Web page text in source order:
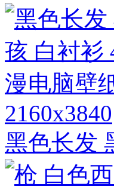
2160x3840
黑色长发